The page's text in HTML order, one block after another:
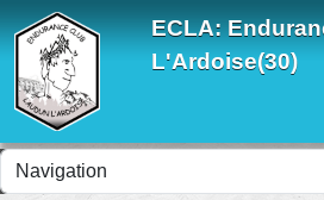
ECLA:
L'Ardoise(30)
Panneau de gestion des cookies